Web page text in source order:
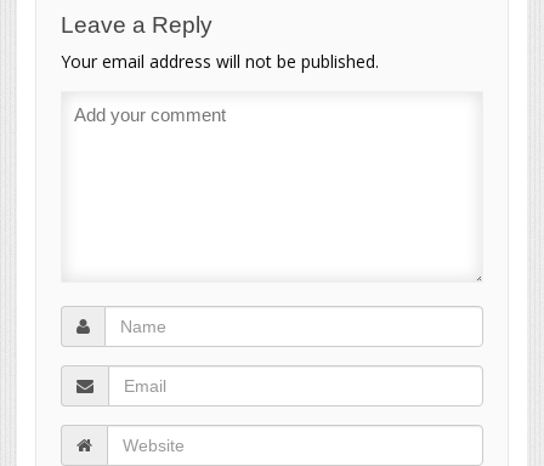
Leave a Reply
Your email address will not be published.